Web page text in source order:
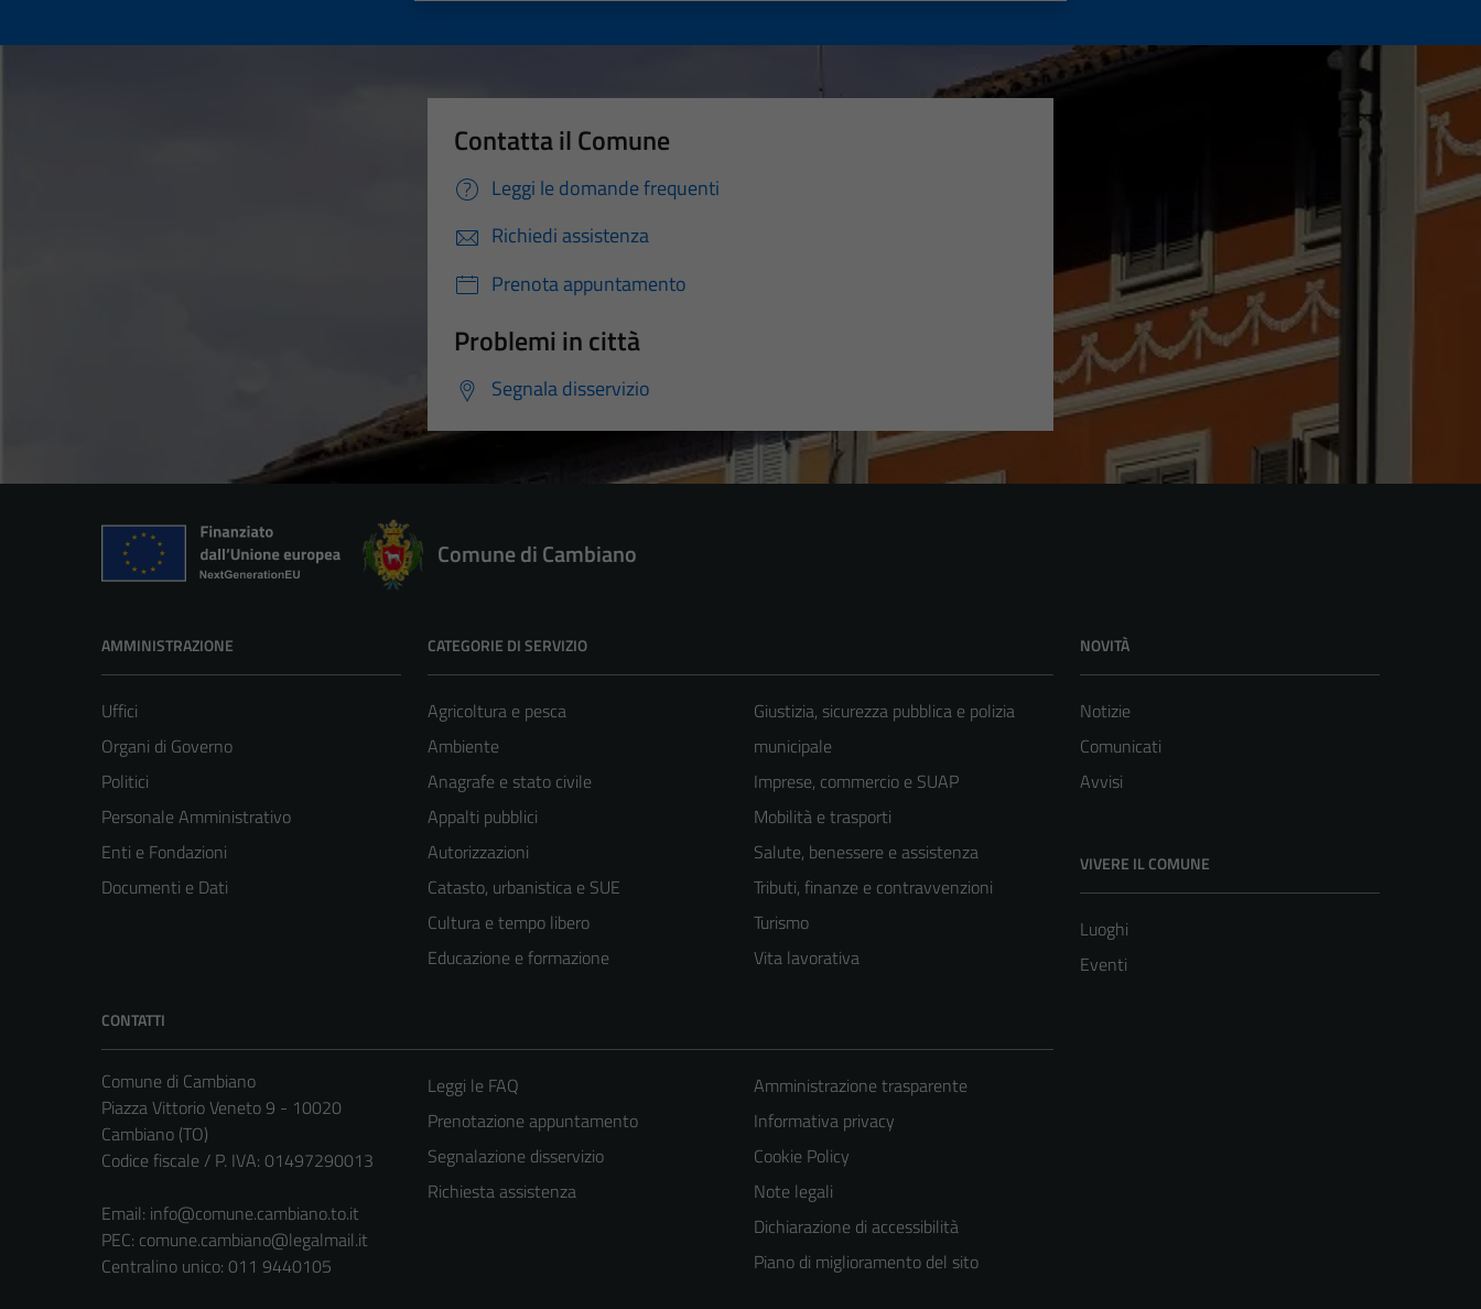
Contatta il Comune
Leggi le domande frequenti
Richiedi assistenza
Prenota appuntamento
Problemi in città
Segnala disservizio
Comune di Cambiano
AMMINISTRAZIONE
Uffici
Organi di Governo
Politici
Personale Amministrativo
Enti e Fondazioni
Documenti e Dati
CATEGORIE DI SERVIZIO
Agricoltura e pesca
Ambiente
Anagrafe e stato civile
Appalti pubblici
Autorizzazioni
Catasto, urbanistica e SUE
Cultura e tempo libero
Educazione e formazione
Giustizia, sicurezza pubblica e polizia
municipale
Imprese, commercio e SUAP
Mobilità e trasporti
Salute, benessere e assistenza
Tributi, finanze e contravvenzioni
Turismo
Vita lavorativa
NOVITÀ
Notizie
Comunicati
Avvisi
VIVERE IL COMUNE
Luoghi
Eventi
CONTATTI
Comune di Cambiano
Piazza Vittorio Veneto 9 - 10020
Cambiano (TO)
Codice fiscale / P. IVA: 01497290013
Email: info@comune.cambiano.to.it
PEC: comune.cambiano@legalmail.it
Centralino unico: 011 9440105
Leggi le FAQ
Prenotazione appuntamento
Segnalazione disservizio
Richiesta assistenza
Amministrazione trasparente
Informativa privacy
Cookie Policy
Note legali
Dichiarazione di accessibilità
Piano di miglioramento del sito